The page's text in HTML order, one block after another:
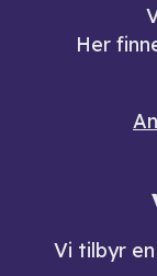
Her
Vi tilbyr